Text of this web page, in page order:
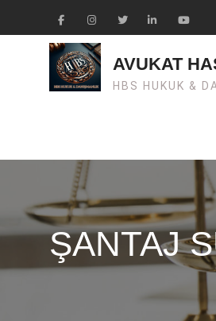
FacebookInstagramTwiter LinkedinYoutube
AVUKAT
HBS HUKUK &
ŞANTAJ